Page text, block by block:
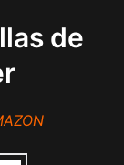
de